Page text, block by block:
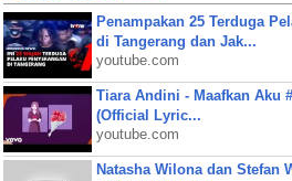
Penampakan 25 Terduga
di Tangerang dan Jak...
youtube.com
Tiara Andini - Maafkan Aku
(Official Lyric...
youtube.com
Natasha Wilona dan Stefan